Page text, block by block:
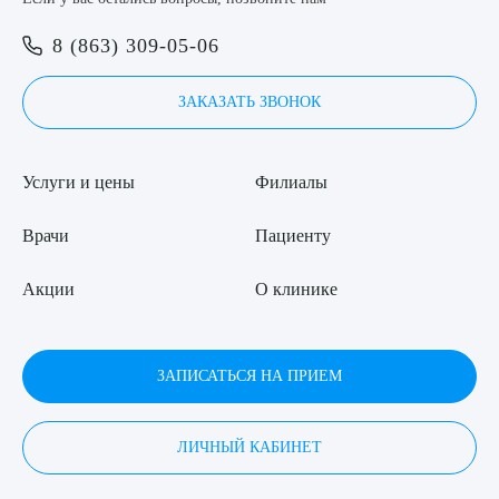
8 (863) 309-05-06
ЗАКАЗАТЬ ЗВОНОК
Услуги и цены
Врачи
Акции
Филиалы
Пациенту
О клинике
ЗАПИСАТЬСЯ НА ПРИЕМ
ЛИЧНЫЙ КАБИНЕТ